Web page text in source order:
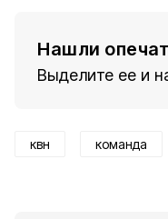
Нашли
Выделите ее и
квн команда